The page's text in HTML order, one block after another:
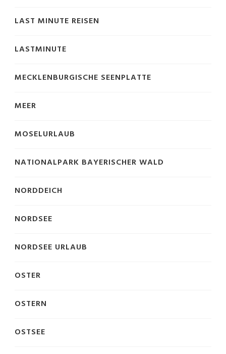
LAST MINUTE REISEN
LASTMINUTE
MECKLENBURGISCHE SEENPLATTE
MEER
MOSELURLAUB
NATIONALPARK BAYERISCHER WALD
NORDDEICH
NORDSEE
NORDSEE URLAUB
OSTER
OSTERN
OSTSEE